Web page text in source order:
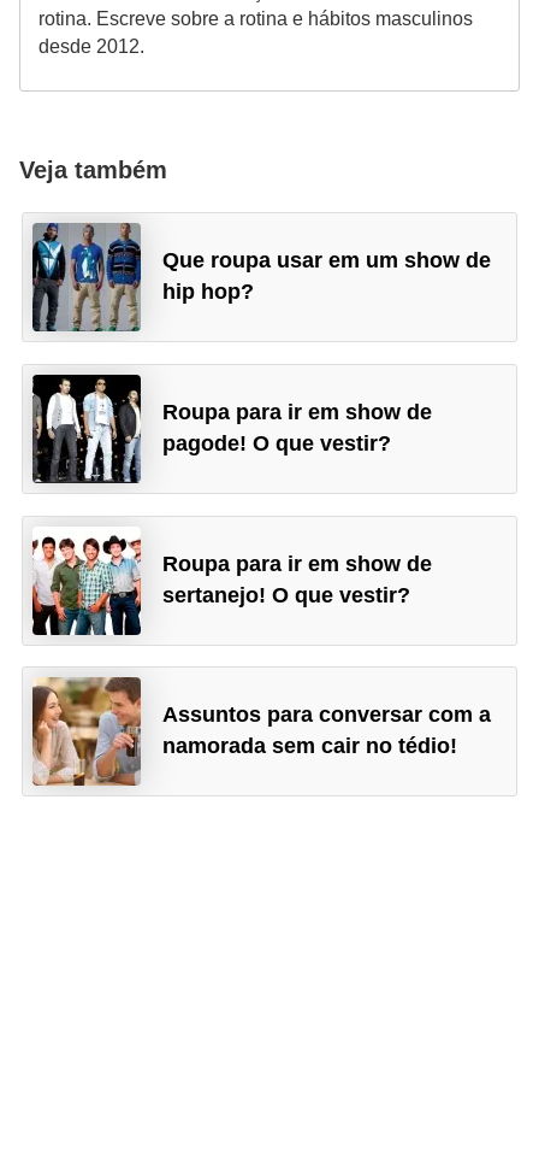
rotina. Escreve sobre a rotina e hábitos masculinos
desde 2012.
Veja também
Que roupa usar em um show de
hip hop?
Roupa para ir em show de
pagode! O que vestir?
Roupa para ir em show de
sertanejo! O que vestir?
Assuntos para conversar com a
namorada sem cair no tédio!